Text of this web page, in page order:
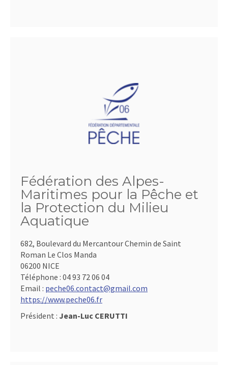
Fédération des Alpes-
Maritimes pour la Pêche et
la Protection du Milieu
Aquatique
682, Boulevard du Mercantour Chemin de Saint
Roman Le Clos Manda
06200 NICE
Téléphone : 04 93 72 06 04
Email : peche06.contact@gmail.com
https://www.peche06.fr
Président : Jean-Luc CERUTTI